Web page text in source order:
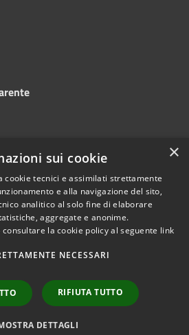
Copyright © 2026 • Comune di
Silvi • Powered by
redazione
×
sui cookie
cookie tecnici e assimilati strettamente
e alla navigazione del sito,
analitico al solo fine di elaborare
aggregate e anonime.
la cookie policy al seguente link
NECESSARI
RIFIUTA TUTTO
DETTAGLI